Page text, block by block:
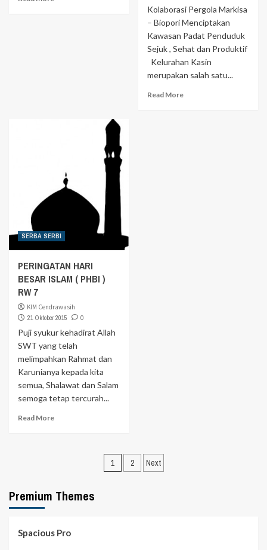
Kolaborasi Pergola Markisa
– Biopori Menciptakan
Kawasan Padat Penduduk
Sejuk , Sehat dan Produktif
Kelurahan Kasin
merupakan salah satu...
Read More
SERBA SERBI
PERINGATAN HARI
BESAR ISLAM ( PHBI )
RW 7
KIM Cendrawasih
21 Oktober 2015
0
Puji syukur kehadirat Allah
SWT yang telah
melimpahkan Rahmat dan
Karunianya kepada kita
semua, Shalawat dan Salam
semoga tetap tercurah...
Read More
Navigasi
1 2 Next
Premium Themes
Spacious Pro